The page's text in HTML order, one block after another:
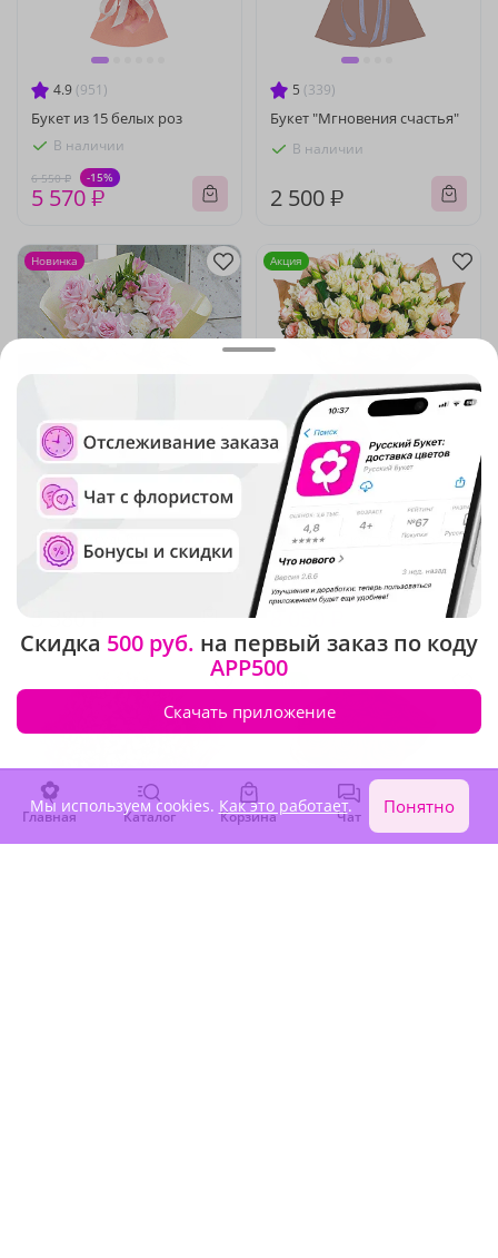
4.9 (951)
Букет из 15 белых роз
В наличии
6 550 ₽ -15%
5 570 ₽
5 (339)
Букет "Мгновения счастья"
В наличии
2 500 ₽
5(182)
Подарок судьбы
В наличии
Новинка
4.9 (458)
Букет из 17 кустовых роз
В наличии
9 470 ₽ -15%
Акция
Главная Каталог Корзина Чат Войти
Скидка 500 руб. на первый заказ по коду
APP500
Скачать приложение
Мы используем cookies. Как это работает. Понятно